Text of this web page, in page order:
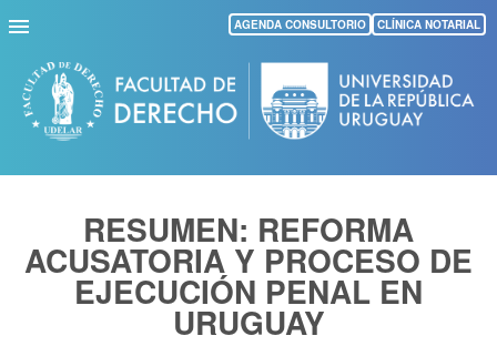
Pasar
al
contenido
principal
AGENDA CONSULTORIO CLÍNICA NOTARIAL
RESUMEN: REFORMA
ACUSATORIA Y PROCESO DE
EJECUCIÓN PENAL EN
URUGUAY